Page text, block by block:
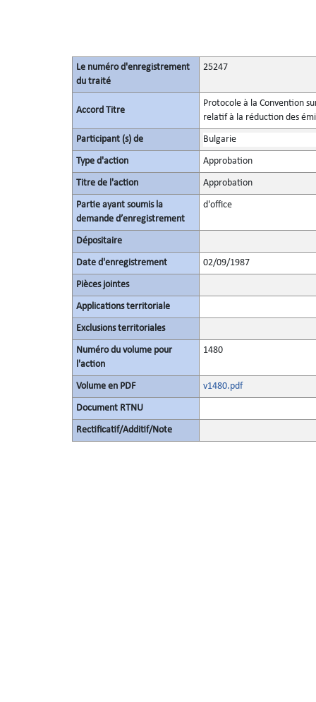
Le numéro d'enregistrement
du traité
25247
Accord Titre
Protocole à la Convention
relatif à la réduction des
Participant (s) de Bulgarie
Type d'action Approbation
Titre de l'action Approbation
Partie ayant soumis la
demande d’enregistrement
d'office
Dépositaire
Date d'enregistrement 02/09/1987
Pièces jointes
Applications territoriale
Exclusions territoriales
Numéro du volume pour
l'action
1480
Volume en PDF v1480.pdf
Document RTNU
Rectificatif/Additif/Note